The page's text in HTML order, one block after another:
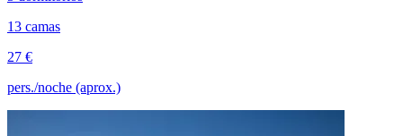
13 camas
27 €
pers./noche (aprox.)